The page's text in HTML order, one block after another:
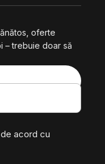
oferte
– trebuie doar să
acord cu